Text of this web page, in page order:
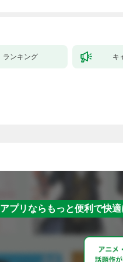
ランキング キ
アプリならもっと便利で快適